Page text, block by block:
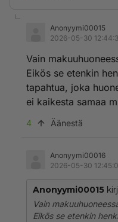
Anonyymi00015
2026-05-30
Vain
Eikös se etenkin
tapahtua, joka
ei kaikesta samaa
4 Äänestä
Anonyymi00016
2026-05-30
Anonyymi00015
Vain
Eikös se etenkin